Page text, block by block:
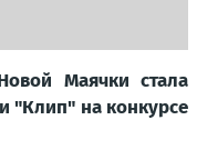
Маячки стала
"Клип" на конкурсе